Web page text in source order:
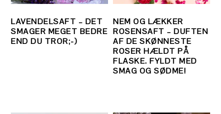
LAVENDELSAFT – DET
SMAGER MEGET BEDRE
END DU TROR;-)
NEM OG LÆKKER
ROSENSAFT – DUFTEN
AF DE SKØNNESTE
ROSER HÆLDT PÅ
FLASKE. FYLDT MED
SMAG OG SØDME!